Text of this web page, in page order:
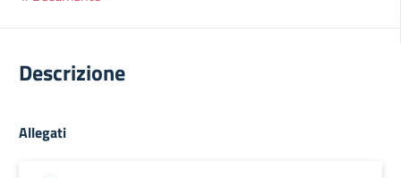
Descrizione
Allegati